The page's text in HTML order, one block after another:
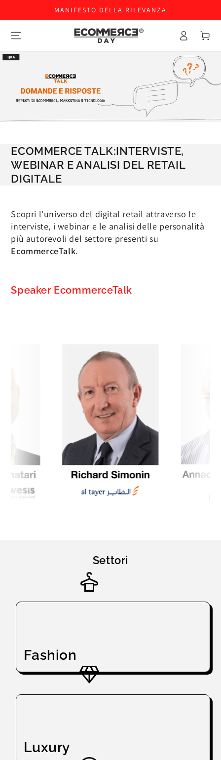
MANIFESTO DELLA RILEVANZA
Accesso Carello
ECOMMERCE TALK:INTERVISTE,
WEBINAR E ANALISI DEL RETAIL
DIGITALE
Scopri l'universo del digital retail attraverso le
interviste, i webinar e le analisi delle personalità
più autorevoli del settore presenti su
EcommerceTalk.
Speaker EcommerceTalk
Settori
Fashion
Luxury